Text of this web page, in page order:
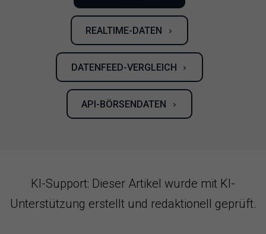
REALTIME-DATEN ›
DATENFEED-VERGLEICH ›
API-BÖRSENDATEN ›
KI-Support: Dieser Artikel wurde mit KI-
Unterstützung erstellt und redaktionell geprüft.